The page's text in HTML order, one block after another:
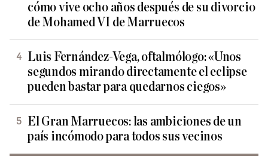
cómo vive ocho años después de su divorcio
de Mohamed VI de Marruecos
Luis Fernández-Vega, oftalmólogo: «Unos
segundos mirando directamente el eclipse
pueden bastar para quedarnos ciegos»
El Gran Marruecos: las ambiciones de un
país incómodo para todos sus vecinos